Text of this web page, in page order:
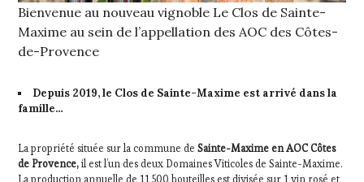
Bienvenue au nouveau vignoble Le Clos de Sainte-
Maxime au sein de l’appellation des AOC des Côtes-
de-Provence
Depuis 2019, le Clos de Sainte-Maxime est arrivé dans la
famille…
La propriété située sur la commune deSainte-Maxime en AOC Côtes
de Provence,il est l’un des deux Domaines Viticoles de Sainte-Maxime.
La production annuelle de 11 500 bouteilles est divisée sur 1 vin rosé et